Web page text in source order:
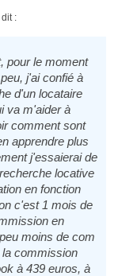
:
pour le moment
j'ai confié à
d'un locataire
va m'aider à
comment sont
apprendre plus
j'essaierai de
locative
en fonction
c'est 1 mois de
en
moins de com
la commission
à 439 euros, à